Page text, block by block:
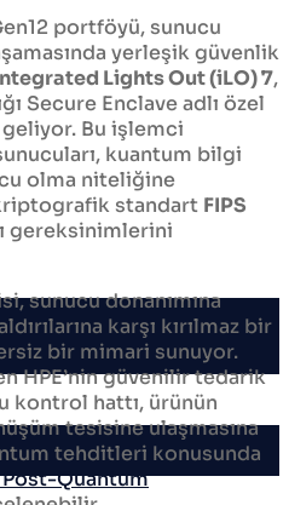
portföyü, sunucu
yerleşik güvenlik
Lights Out (iLO) 7,
Secure Enclave adlı özel
Bu işlemci
kuantum bilgi
olma niteliğine
standart FIPS
gereksinimlerini
sunucu donanımına
karşı kırılmaz bir
bir mimari sunuyor.
HPE’nin güvenilir tedarik
kontrol hattı, ürünün
tesisine ulaşmasına
tehditleri konusunda
Post-Quantum